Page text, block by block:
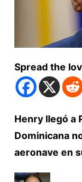
Spread the
Henry llegó a
Dominicana
aeronave en